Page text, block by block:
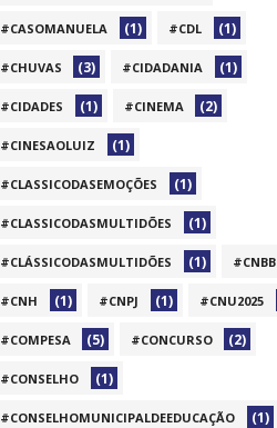
#CASOMANUELA (1) #CDL (1)
#CHUVAS (3) #CIDADANIA (1)
#CIDADES (1) #CINEMA (2)
#CINESAOLUIZ (1)
#CLASSICODASEMOÇÕES (1)
#CLASSICODASMULTIDÕES (1)
#CLÁSSICODASMULTIDÕES (1) #CNBB
#CNH (1) #CNPJ (1) #CNU2025
#COMPESA (5) #CONCURSO (2)
#CONSELHO (1)
#CONSELHOMUNICIPALDEEDUCAÇÃO (1)